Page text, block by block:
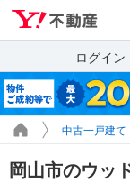
ログイン
中古一戸建て
岡山市のウッ